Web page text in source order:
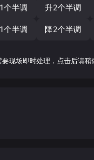
个半调 升2个半调
个半调 降2个半调
要现场即时处理，点击后请